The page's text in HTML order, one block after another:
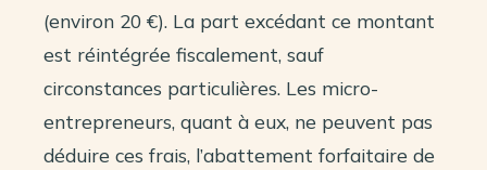
(environ 20 €). La part excédant ce montant
est réintégrée fiscalement, sauf
circonstances particulières. Les micro-
entrepreneurs, quant à eux, ne peuvent pas
déduire ces frais, l’abattement forfaitaire de